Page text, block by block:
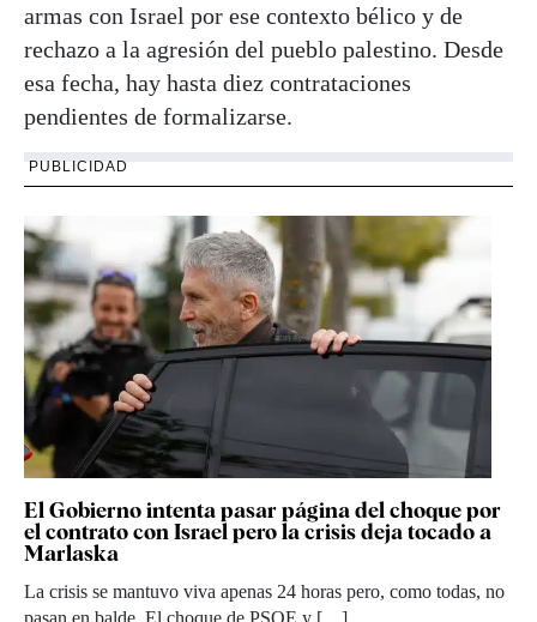
armas con Israel por ese contexto bélico y de
rechazo a la agresión del pueblo palestino. Desde
esa fecha, hay hasta diez contrataciones
pendientes de formalizarse.
PUBLICIDAD
El Gobierno intenta pasar página del choque por
el contrato con Israel pero la crisis deja tocado a
Marlaska
La crisis se mantuvo viva apenas 24 horas pero, como todas, no
pasan en balde. El choque de PSOE y […]